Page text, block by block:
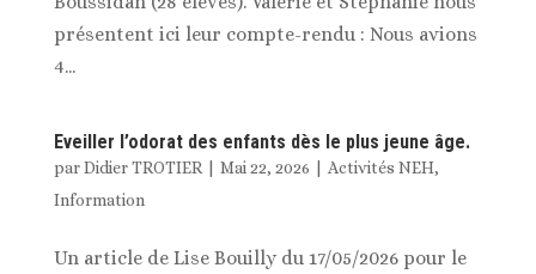
présentent ici leur compte-rendu : Nous avions
4...
Eveiller l’odorat des enfants dès le plus jeune âge.
parDidier TROTIER Mai 22, 2026 Activités NEH,
Information
Un article de Lise Bouilly du 17/05/2026 pour le